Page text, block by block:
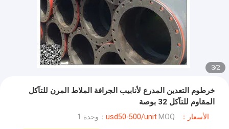
2
/
3
خرطوم التعدين المدرع لأنابيب الجرافة الملاط المرن للتآكل
المقاوم للتآكل 32 بوصة
الأسعار：usd50-500/unit MOQ：وحدة 1